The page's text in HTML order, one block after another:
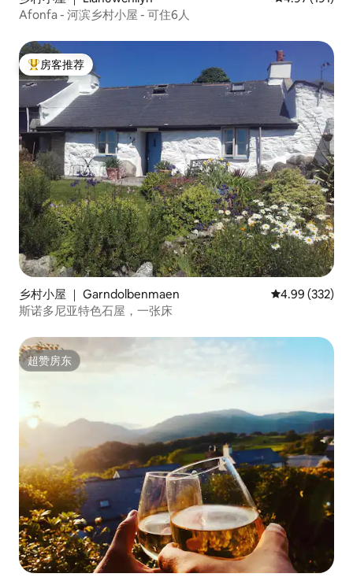
Afonfa - 河滨乡村小屋 - 可住6人
热门「房客推荐」
房客推荐
乡村小屋 ｜ Garndolbenmaen 平均评分 4.99
4.99 (332)
斯诺多尼亚特色石屋，一张床
超赞房东
超赞房东